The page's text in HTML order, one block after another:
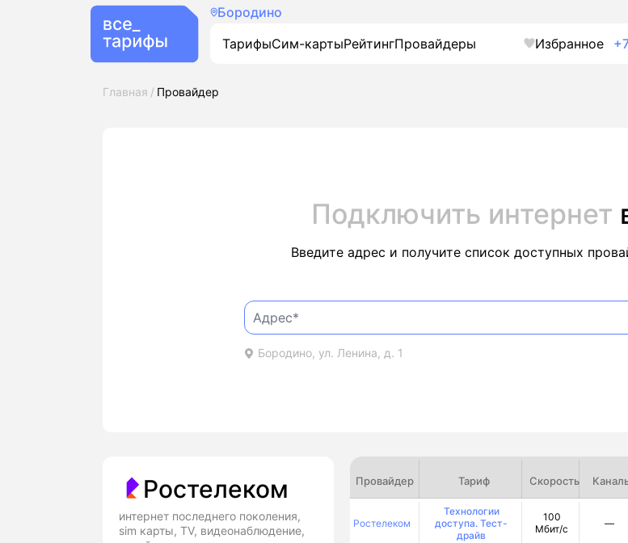
Бородино
ТарифыСим-картыРейтингПровайдеры Избранное
Главная Провайдер
Подключить интернет
Введите адрес и получите список доступных
Бородино, ул. Ленина, д. 1
Ростелеком
интернет последнего поколения,
sim карты, TV, видеонаблюдение,
Провайдер Тариф Скорость
Ростелеком
Технологии
доступа. Тест-
драйв
100
Мбит/с
—